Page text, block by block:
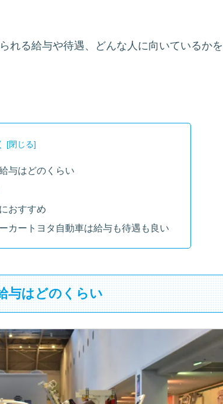
れる給与や待遇、どんな人に向いているかを
与はどのくらい
おすすめ
カートヨタ自動車は給与も待遇も良い
与はどのくらい